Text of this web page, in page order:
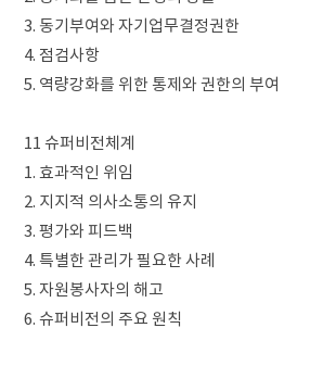
3. 동기부여와 자기업무결정권한
4. 점검사항
5. 역량강화를 위한 통제와 권한의 부여
11 슈퍼비전체계
1. 효과적인 위임
2. 지지적 의사소통의 유지
3. 평가와 피드백
4. 특별한 관리가 필요한 사례
5. 자원봉사자의 해고
6. 슈퍼비전의 주요 원칙